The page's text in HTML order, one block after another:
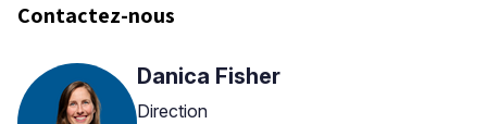
Contactez-nous
Danica Fisher
Direction